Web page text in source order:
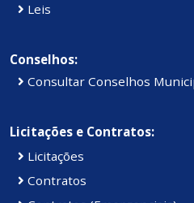
Leis
Conselhos:
Consultar Conselhos
Licitações e Contratos:
Licitações
Contratos